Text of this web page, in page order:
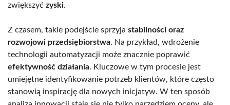
zwiększyć zyski.
Z czasem, takie podejście sprzyja stabilności oraz
rozwojowi przedsiębiorstwa. Na przykład, wdrożenie
technologii automatyzacji może znacznie poprawić
efektywność działania. Kluczowe w tym procesie jest
umiejętne identyfikowanie potrzeb klientów, które często
stanowią inspirację dla nowych inicjatyw. W ten sposób